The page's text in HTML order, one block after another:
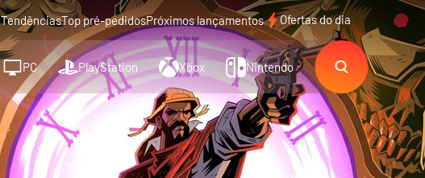
TendênciasTop pré-pedidosPróximos lançamentos Ofertas do dia
PC PlayStation Xbox Nintendo